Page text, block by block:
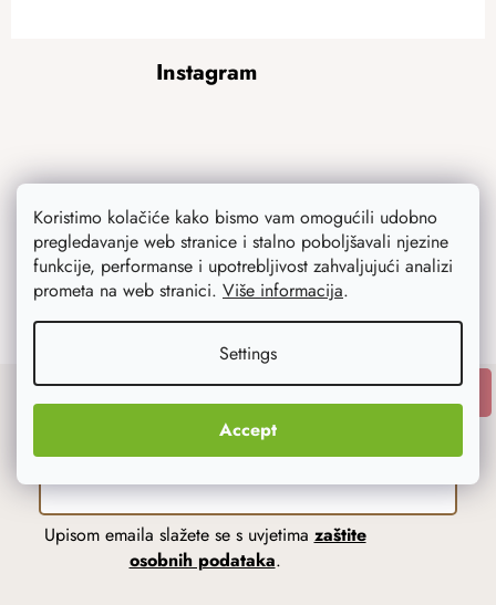
Koristimo kolačiće kako bismo vam omogućili udobno
pregledavanje web stranice i stalno poboljšavali njezine
funkcije, performanse i upotrebljivost zahvaljujući analizi
prometa na web stranici. Više informacija.
Settings
Accept
Instagram
Follow on Instagram
Subscribe to newsletter
Upisom emaila slažete se s uvjetima zaštite
osobnih podataka.
SUBSCRIBE